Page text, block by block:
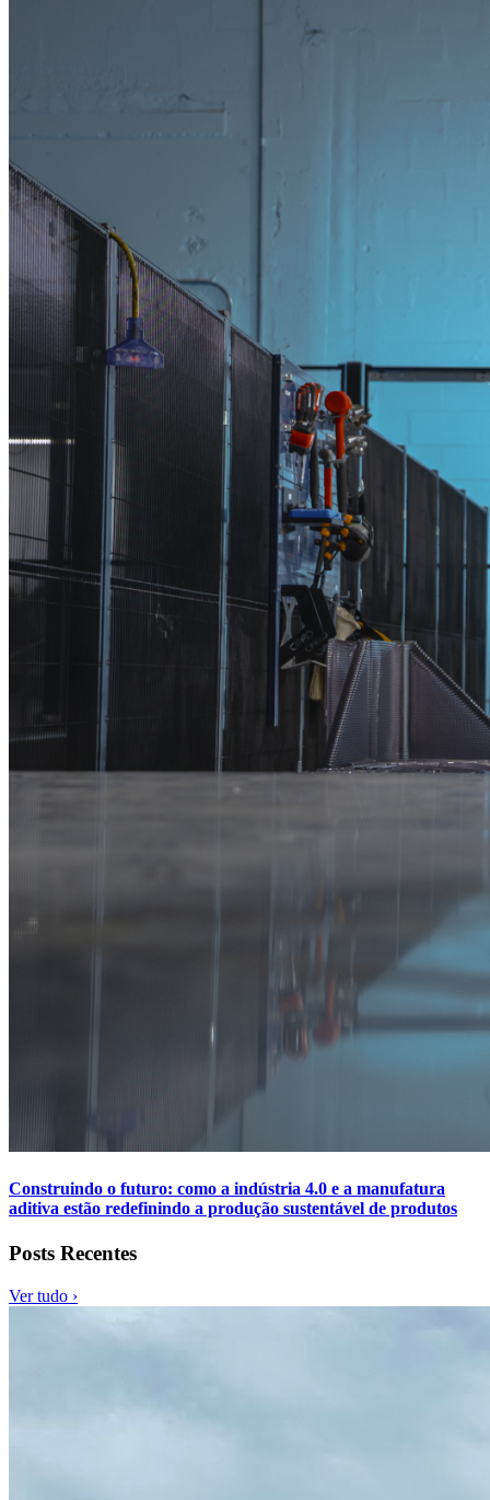
Construindo o futuro: como a indústria 4.0 e a manufatura
aditiva estão redefinindo a produção sustentável de produtos
Posts Recentes
Ver tudo ›